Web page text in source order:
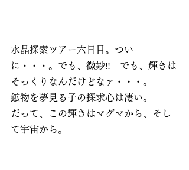
水晶探索ツアー六日目。つい
に・・・。でも、微妙‼　でも、輝きは
そっくりなんだけどなァ・・・。
鉱物を夢見る子の探求心は凄い。
だって、この輝きはマグマから、そし
て宇宙から。